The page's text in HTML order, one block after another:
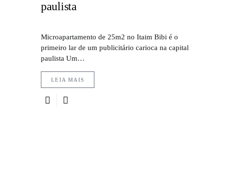
paulista
Microapartamento de 25m2 no Itaim Bibi é o
primeiro lar de um publicitário carioca na capital
paulista Um…
LEIA MAIS